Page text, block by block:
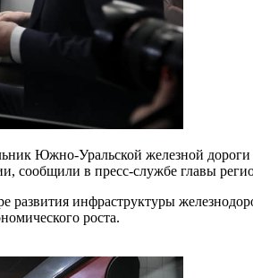
Южно-Уральской железной дороги
сообщили в пресс-службе главы
развития инфраструктуры
роста.